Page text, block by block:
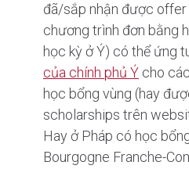
đã/sắp nhận được offer
chương trình đơn bằng
học kỳ ở Ý) có thể ứng
của chính phủ Ý cho
học bổng vùng (hay
scholarships trên
Hay ở Pháp có học
Bourgogne Franche-